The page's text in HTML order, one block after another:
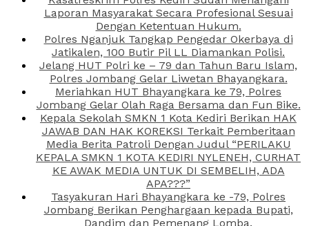
Laporan Masyarakat Secara Profesional Sesuai
Dengan Ketentuan Hukum.
Polres Nganjuk Tangkap Pengedar Okerbaya di
Jatikalen, 100 Butir Pil LL Diamankan Polisi.
Jelang HUT Polri ke – 79 dan Tahun Baru Islam,
Polres Jombang Gelar Liwetan Bhayangkara.
Meriahkan HUT Bhayangkara ke 79, Polres
Jombang Gelar Olah Raga Bersama dan Fun Bike.
Kepala Sekolah SMKN 1 Kota Kediri Berikan HAK
JAWAB DAN HAK KOREKSI Terkait Pemberitaan
Media Berita Patroli Dengan Judul “PERILAKU
KEPALA SMKN 1 KOTA KEDIRI NYLENEH, CURHAT
KE AWAK MEDIA UNTUK DI SEMBELIH, ADA
APA???”
Tasyakuran Hari Bhayangkara ke -79, Polres
Jombang Berikan Penghargaan kepada Bupati,
Dandim dan Pemenang Lomba.